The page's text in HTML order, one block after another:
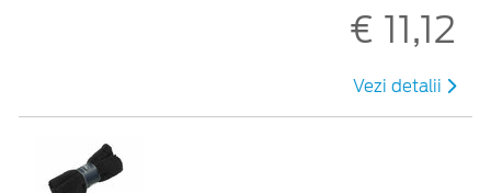
€ 11,12
Vezi detalii